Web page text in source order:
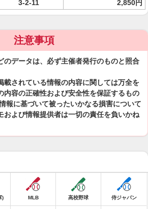
3-2-11 2,850円
注意事項
のデータは、必ず主催者発行のものと照合
載されている情報の内容に関しては万全を
内容の正確性および安全性を保証するもの
報に基づいて被ったいかなる損害について
および情報提供者は一切の責任を負いかね
) MLB 高校野球 侍ジャパン